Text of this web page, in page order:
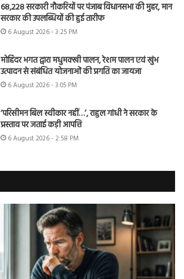
68,228 सरकारी नौकरियों पर पंजाब विधानसभा की मुहर, मान
सरकार की उपलब्धियों की हुई तारीफ
6 August 2026 - 3:25 PM
मोहिंदर भगत द्वारा मधुमक्खी पालन, रेशम पालन एवं खुंभ
उत्पादन से संबंधित योजनाओं की प्रगति का जायजा
6 August 2026 - 3:05 PM
‘परिसीमन बिल स्वीकार नहीं…’, राहुल गांधी ने सरकार के
प्रस्ताव पर जताई कड़ी आपत्ति
6 August 2026 - 2:58 PM